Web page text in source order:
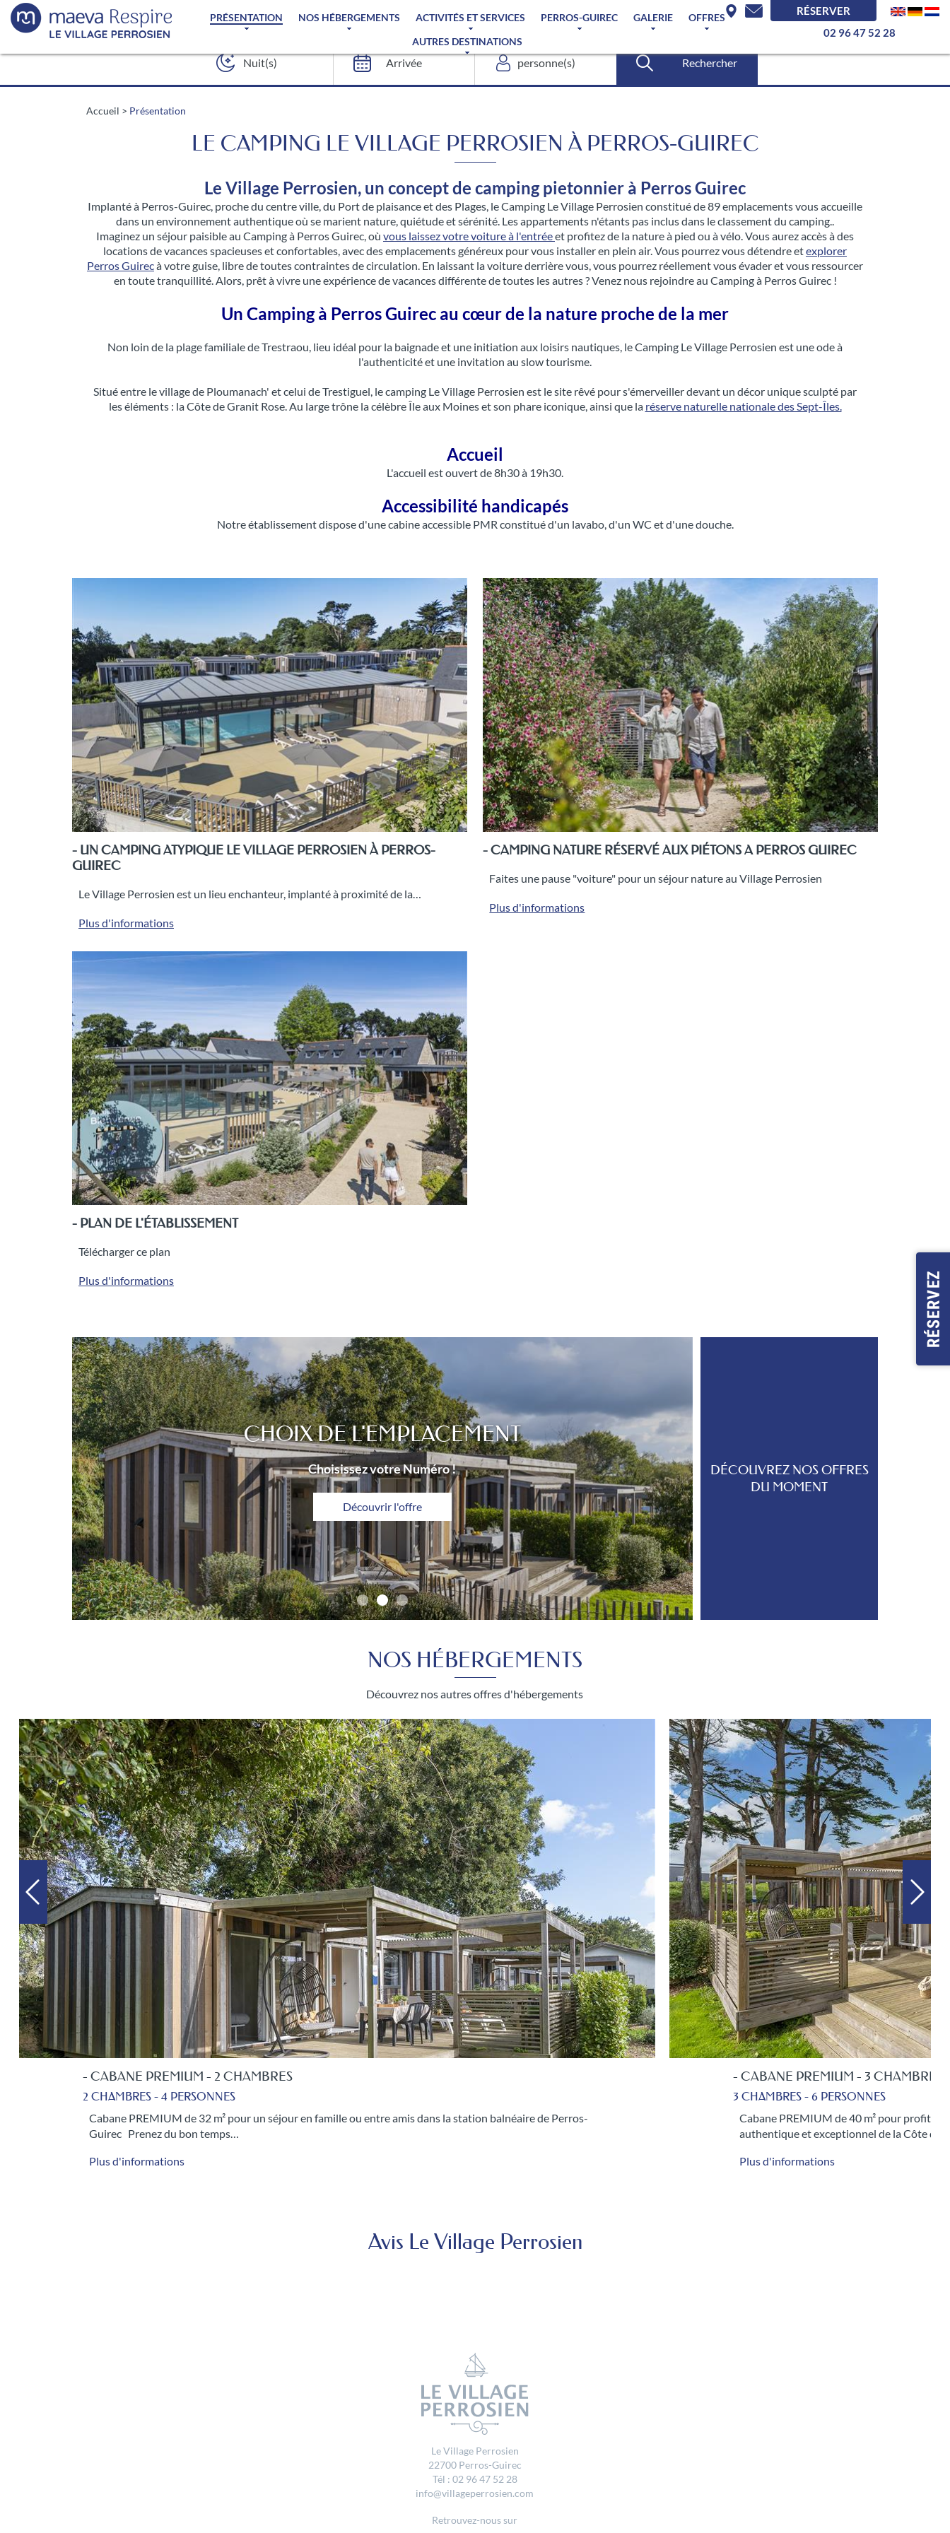
PRÉSENTATION NOS HÉBERGEMENTS ACTIVITÉS ET SERVICES PERROS-GUIREC GALERIE
OFFRES
AUTRES DESTINATIONS
RÉSERVER
02 96 47 52 28
Rechercher
Accueil > Présentation
LE CAMPING LE VILLAGE PERROSIEN À PERROS-GUIREC
Le Village Perrosien, un concept de camping pietonnier à Perros Guirec
Implanté à Perros-Guirec, proche du centre ville, du Port de plaisance et des Plages, le Camping Le Village Perrosien constitué de 89 emplacements vous accueille
dans un environnement authentique où se marient nature, quiétude et sérénité. Les appartements n'étants pas inclus dans le classement du camping..
Imaginez un séjour paisible au Camping à Perros Guirec, où vous laissez votre voiture à l'entréeet profitez de la nature à pied ou à vélo. Vous aurez accès à des
locations de vacances spacieuses et confortables, avec des emplacements généreux pour vous installer en plein air. Vous pourrez vous détendre etexplorer
Perros Guirecà votre guise, libre de toutes contraintes de circulation. En laissant la voiture derrière vous, vous pourrez réellement vous évader et vous ressourcer
en toute tranquillité. Alors, prêt à vivre une expérience de vacances différente de toutes les autres ? Venez nous rejoindre au Camping à Perros Guirec !
Un Camping à Perros Guirec au cœur de la nature proche de la mer
Non loin de la plage familiale de Trestraou, lieu idéal pour la baignade et une initiation aux loisirs nautiques, le Camping Le Village Perrosien est une ode à
l'authenticité et une invitation au slow tourisme.
Situé entre le village de Ploumanach' et celui de Trestiguel, le camping Le Village Perrosien est le site rêvé pour s'émerveiller devant un décor unique sculpté par
les éléments : la Côte de Granit Rose. Au large trône la célèbre Île aux Moines et son phare iconique, ainsi que la réserve naturelle nationale des Sept-Îles.
Accueil
L'accueil est ouvert de 8h30 à 19h30.
Accessibilité handicapés
Notre établissement dispose d'une cabine accessible PMR constitué d'un lavabo, d'un WC et d'une douche.
- UN CAMPING ATYPIQUE LE VILLAGE PERROSIEN À PERROS-
GUIREC
Le Village Perrosien est un lieu enchanteur, implanté à proximité de la…
Plus d'informations
- CAMPING NATURE RÉSERVÉ AUX PIÉTONS A PERROS GUIREC
Faites une pause "voiture" pour un séjour nature au Village Perrosien
Plus d'informations
- PLAN DE L'ÉTABLISSEMENT
Télécharger ce plan
Plus d'informations
DÉCOUVREZ NOS OFFRES
DU MOMENT
CHOIX DE L'EMPLACEMENT
Choisissez votre Numéro !
Découvrir l'offre
NOS HÉBERGEMENTS
Découvrez nos autres offres d'hébergements
- CABANE PREMIUM - 2 CHAMBRES
2 CHAMBRES - 4 PERSONNES
Cabane PREMIUM de 32 m² pour un séjour en famille ou entre amis dans la station balnéaire de Perros-
Guirec Prenez du bon temps…
Plus d'informations
- CABANE PREMIUM - 3 CHAMBRES
3 CHAMBRES - 6 PERSONNES
Cabane PREMIUM de 40 m² pour profiter
authentique et exceptionnel de la Côte de…
Plus d'informations
Avis Le Village Perrosien
Le Village Perrosien
22700 Perros-Guirec
Tél : 02 96 47 52 28
info@villageperrosien.com
Retrouvez-nous sur